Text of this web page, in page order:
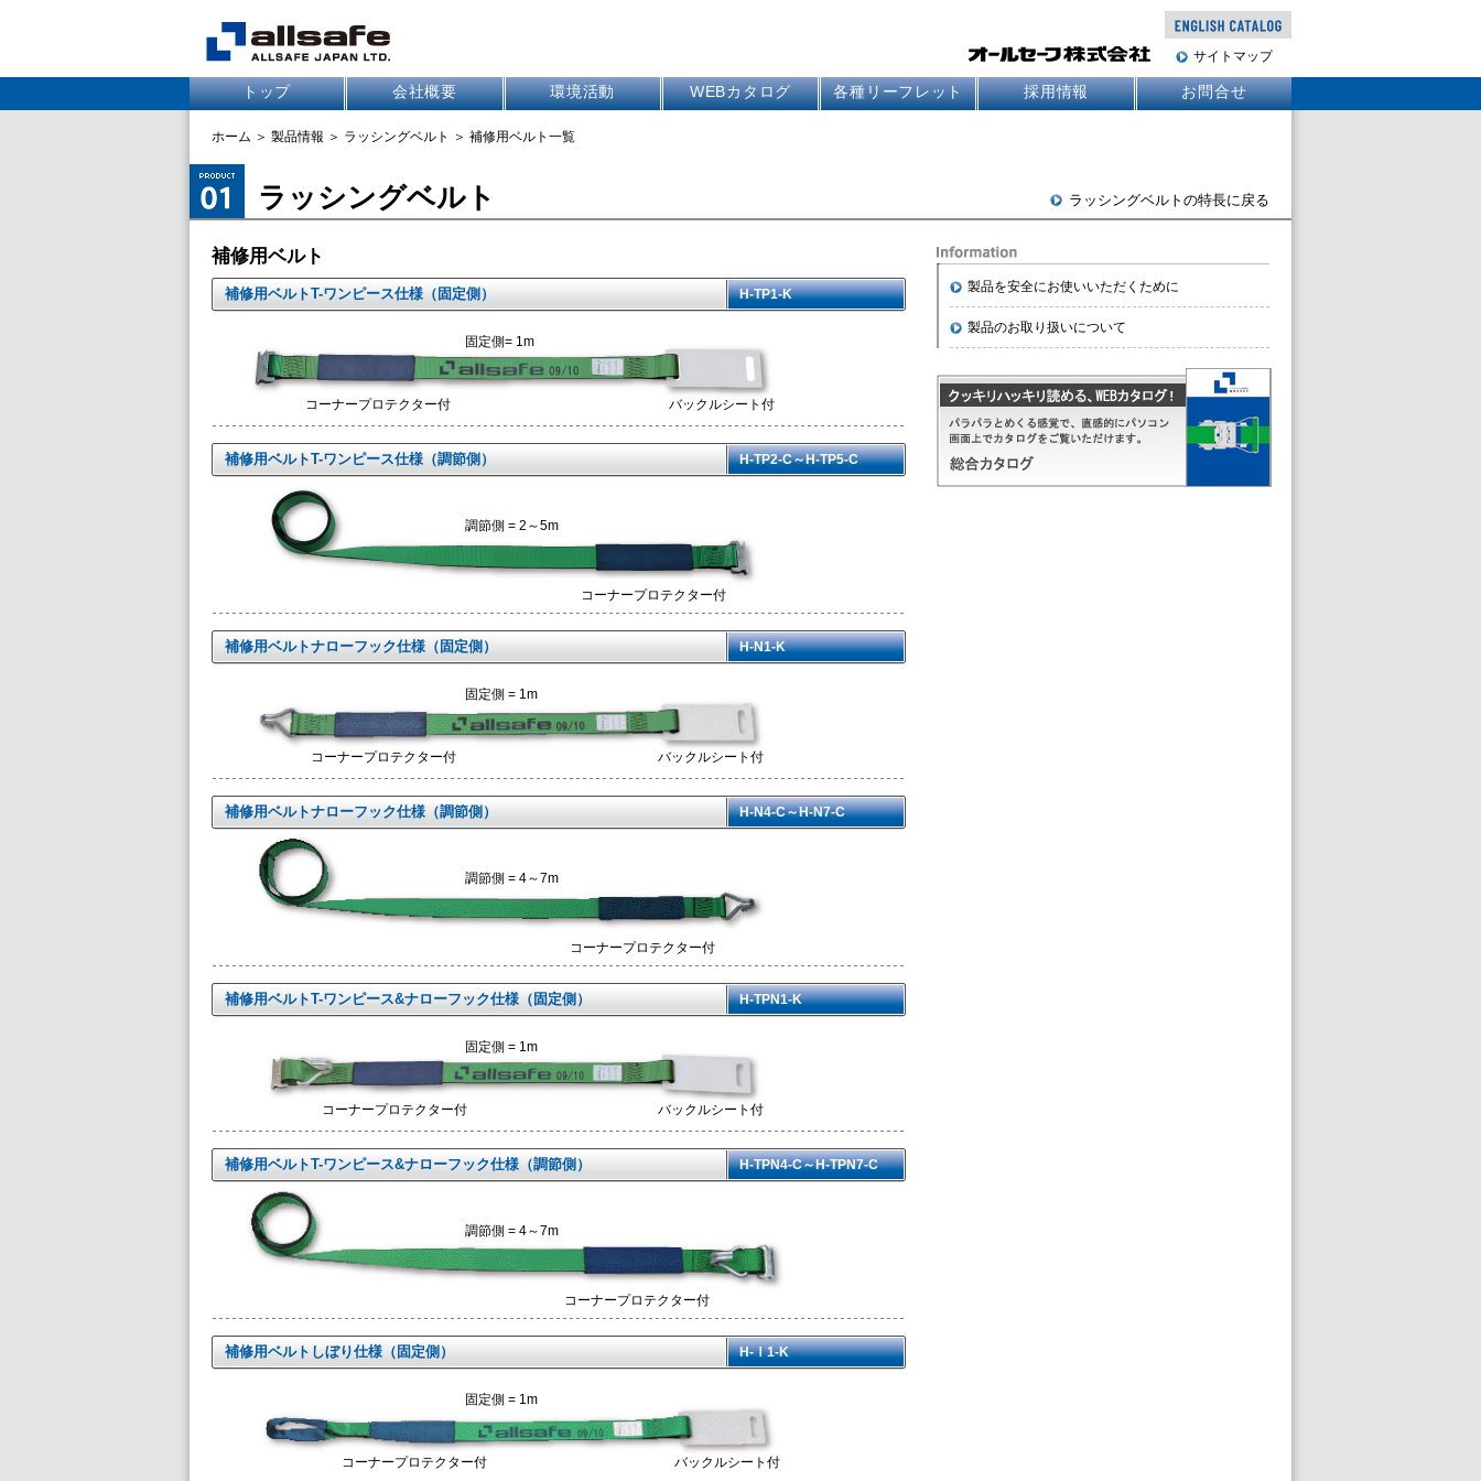
サイトマップ
トップ 会社概要 環境活動 WEBカタログ 各種リーフレット 採用情報 お問合せ
ホーム ＞ 製品情報 ＞ ラッシングベルト ＞ 補修用ベルト一覧
ラッシングベルト ラッシングベルトの特長に戻る
補修用ベルト
補修用ベルトT-ワンピース仕様（固定側） H-TP1-K
固定側= 1m
コーナープロテクター付 バックルシート付
補修用ベルトT-ワンピース仕様（調節側） H-TP2-C～H-TP5-C
調節側 = 2～5m
コーナープロテクター付
補修用ベルトナローフック仕様（固定側） H-N1-K
固定側 = 1m
コーナープロテクター付 バックルシート付
補修用ベルトナローフック仕様（調節側） H-N4-C～H-N7-C
調節側 = 4～7m
コーナープロテクター付
補修用ベルトT-ワンピース&ナローフック仕様（固定側） H-TPN1-K
固定側 = 1m
コーナープロテクター付 バックルシート付
補修用ベルトT-ワンピース&ナローフック仕様（調節側） H-TPN4-C～H-TPN7-C
調節側 = 4～7m
コーナープロテクター付
補修用ベルトしぼり仕様（固定側） H-Ⅰ1-K
固定側 = 1m
コーナープロテクター付 バックルシート付
製品を安全にお使いいただくために
製品のお取り扱いについて